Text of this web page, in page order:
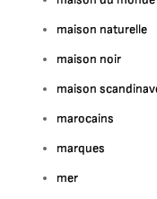
maison naturelle
maison noir
maison
marocains
marques
mer